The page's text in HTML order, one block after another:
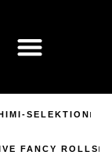
SELEKTION
FANCY ROLLS